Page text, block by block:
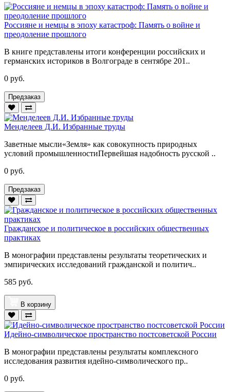
Россияне и немцы в эпоху катастроф: Память о войне и
преодоление прошлого
В книге представлены итоги конференции российских и
германских историков в Волгограде в сентябре 201..
0 руб.
Предзаказ
Менделеев Д.И. Избранные труды
Заветные мысли«Земля» как совокупность природных
условий промышленностиПервейшая надобность русской ..
0 руб.
Предзаказ
Гражданское и политическое в российских общественных
практиках
В монографии представлены результаты теоретических и
эмпирических исследований гражданской и политич..
585 руб.
В корзину
Идейно-символическое пространство постсоветской России
В монографии представлены результаты комплексного
исследования развития идейно-символического пр..
0 руб.